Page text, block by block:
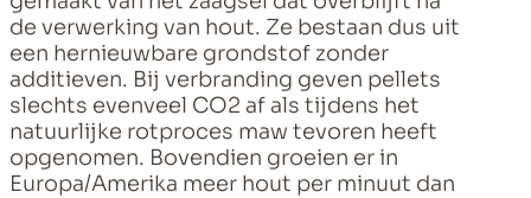
de verwerking van hout. Ze bestaan dus uit
een hernieuwbare grondstof zonder
additieven. Bij verbranding geven pellets
slechts evenveel CO2 af als tijdens het
natuurlijke rotproces maw tevoren heeft
opgenomen. Bovendien groeien er in
Europa/Amerika meer hout per minuut dan